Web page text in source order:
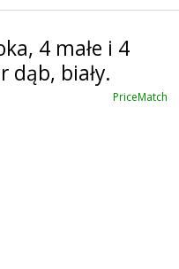
4 małe i 4
dąb, biały.
PriceMatch